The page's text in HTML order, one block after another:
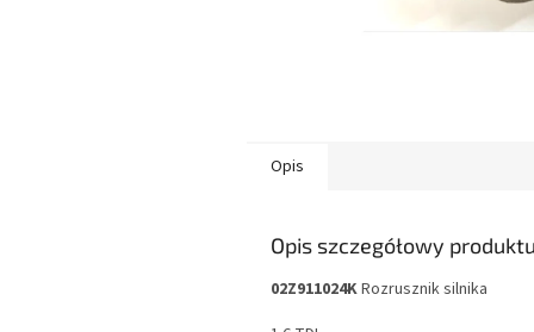
Opis
Opis szczegółowy
02Z911024KRozrusznik silnika